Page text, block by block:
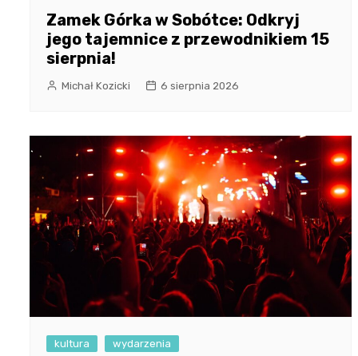
Zamek Górka w Sobótce: Odkryj
jego tajemnice z przewodnikiem 15
sierpnia!
Michał Kozicki 6 sierpnia 2026
kultura wydarzenia